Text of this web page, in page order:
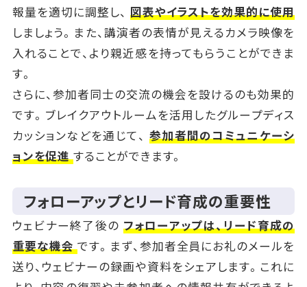
報量を適切に調整し、 図表やイラストを効果的に使用
しましょう。また、講演者の表情が見えるカメラ映像を
入れることで、より親近感を持ってもらうことができま
す。
さらに、参加者同士の交流の機会を設けるのも効果的
です。ブレイクアウトルームを活用したグループディス
カッションなどを通じて、 参加者間のコミュニケーシ
ョンを促進することができます。
フォローアップとリード育成の重要性
ウェビナー終了後の フォローアップは、リード育成の
重要な機会です。まず、参加者全員にお礼のメールを
送り、ウェビナーの録画や資料をシェアします。これに